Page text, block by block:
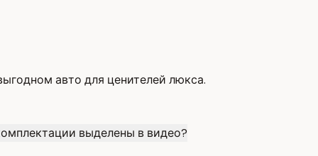
авто для ценителей люкса.
выделены в видео?